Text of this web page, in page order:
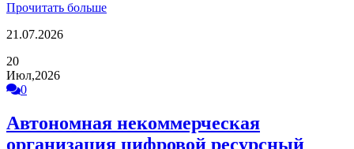
Прочитать больше
21.07.2026
20
Июл,2026
0
Автономная некоммерческая
организация цифровой ресурсный